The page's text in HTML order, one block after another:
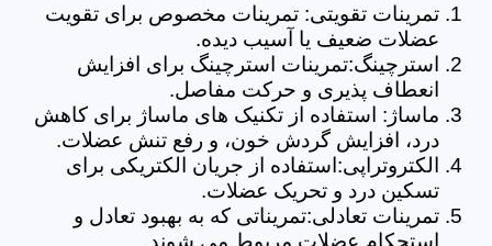
تمرینات تقویتی: تمرینات مخصوص برای تقویت
عضلات ضعیف یا آسیب دیده.
استرچینگ:تمرینات استرچینگ برای افزایش
انعطاف پذیری و حرکت مفاصل.
ماساژ: استفاده از تکنیک های ماساژ برای کاهش
درد، افزایش گردش خون، و رفع تنش عضلات.
الکتروتراپی:استفاده از جریان الکتریکی برای
تسکین درد و تحریک عضلات.
تمرینات تعادلی:تمریناتی که به بهبود تعادل و
استحکام عضلات مربوط می شوند.